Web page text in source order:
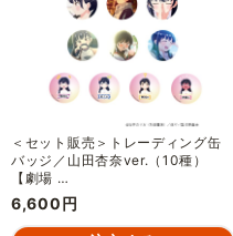
＜セット販売＞トレーディング缶
バッジ／山田杏奈ver.（10種）
【劇場 …
6,600円